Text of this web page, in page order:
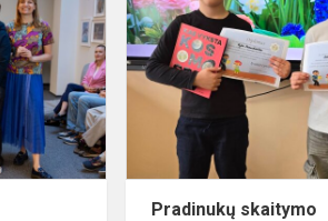
eina
2026"
Pradinukų skaitymo